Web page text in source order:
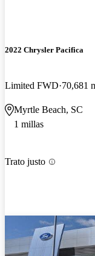
2022 Chrysler Pacifica
Limited FWD 70,681
Myrtle Beach, SC
1 millas
Trato justo